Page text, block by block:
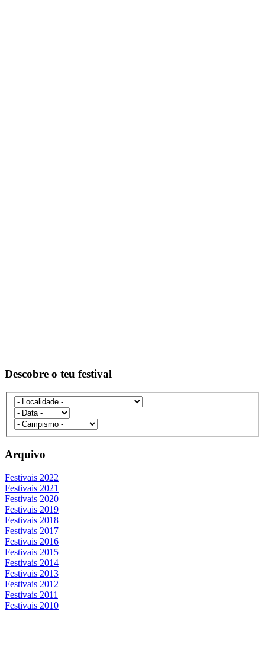
Descobre o teu festival
Arquivo
Festivais 2022
Festivais 2021
Festivais 2020
Festivais 2019
Festivais 2018
Festivais 2017
Festivais 2016
Festivais 2015
Festivais 2014
Festivais 2013
Festivais 2012
Festivais 2011
Festivais 2010